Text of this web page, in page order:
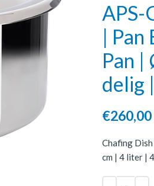
APS-
|
Pan |
delig
€260,00
Chafing
cm | 4 liter |